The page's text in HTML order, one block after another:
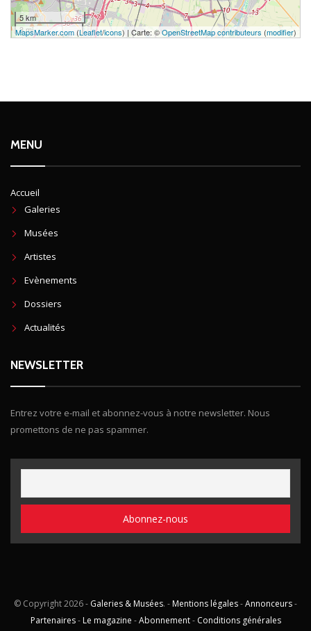
5 km
3 mi
MapsMarker.com(Leaflet/icons) | Carte: ©OpenStreetMap contributeurs (modifier)
MENU
Accueil
Galeries
Musées
Artistes
Evènements
Dossiers
Actualités
NEWSLETTER
Entrez votre e-mail et abonnez-vous à notre newsletter. Nous
promettons de ne pas spammer.
© Copyright2026 - Galeries & Musées. - Mentions légales-Annonceurs-
Partenaires- Le magazine -Abonnement- Conditions générales